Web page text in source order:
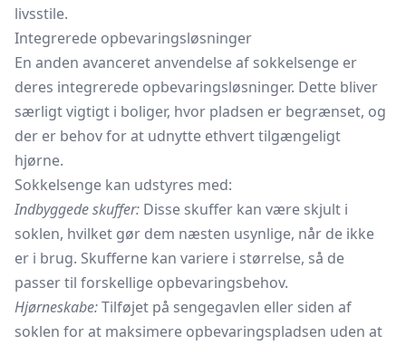
livsstile.
Integrerede opbevaringsløsninger
En anden avanceret anvendelse af sokkelsenge er
deres integrerede opbevaringsløsninger. Dette bliver
særligt vigtigt i boliger, hvor pladsen er begrænset, og
der er behov for at udnytte ethvert tilgængeligt
hjørne.
Sokkelsenge kan udstyres med:
Indbyggede skuffer: Disse skuffer kan være skjult i
soklen, hvilket gør dem næsten usynlige, når de ikke
er i brug. Skufferne kan variere i størrelse, så de
passer til forskellige opbevaringsbehov.
Hjørneskabe:Tilføjet på sengegavlen eller siden af
soklen for at maksimere opbevaringspladsen uden at